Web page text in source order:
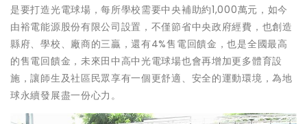
是要打造光電球場，每所學校需要中央補助約1,000萬元，如今
由裕電能源股份有限公司設置，不僅節省中央政府經費，也創造
縣府、學校、廠商的三贏，還有4%售電回饋金，也是全國最高
的售電回饋金，未來田中高中光電球場也會再增加更多體育設
施，讓師生及社區民眾享有一個更舒適、安全的運動環境，為地
球永續發展盡一份心力。